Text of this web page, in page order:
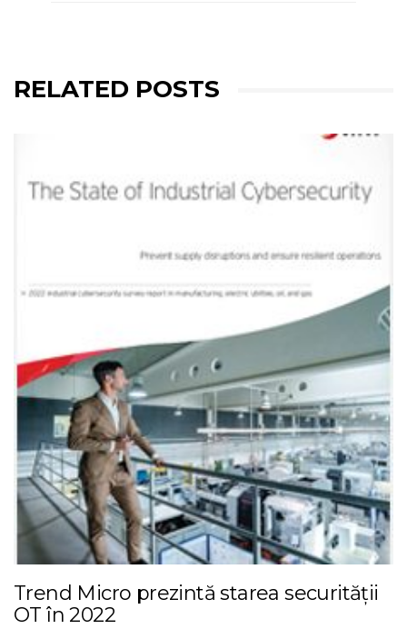
RELATED POSTS
Trend Micro prezintă starea securității
OT în 2022